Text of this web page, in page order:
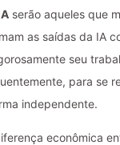
serão aqueles que
as saídas da IA
seu
para se
independente.
econômica